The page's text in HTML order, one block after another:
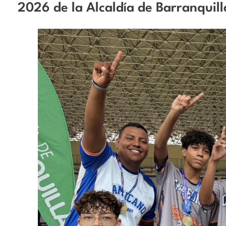
2026 de la Alcaldía de